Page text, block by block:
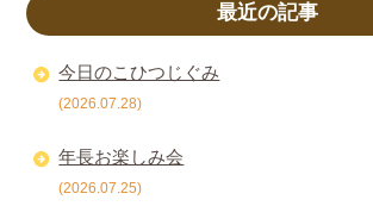
最近の記事
今日のこひつじぐみ
(2026.07.28)
年長お楽しみ会
(2026.07.25)